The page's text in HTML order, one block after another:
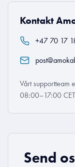
Kontakt
+47 70 17
Vårt supportteam
08:00–17:00 CET
Send